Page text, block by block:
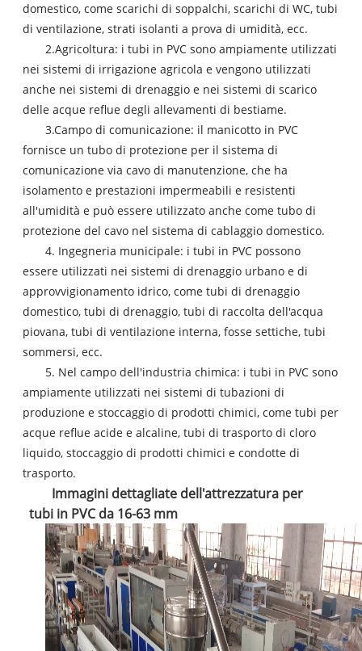
domestico, come scarichi di soppalchi, scarichi di WC, tubi
di ventilazione, strati isolanti a prova di umidità, ecc.
2.Agricoltura: i tubi in PVC sono ampiamente utilizzati
nei sistemi di irrigazione agricola e vengono utilizzati
anche nei sistemi di drenaggio e nei sistemi di scarico
delle acque reflue degli allevamenti di bestiame.
3.Campo di comunicazione: il manicotto in PVC
fornisce un tubo di protezione per il sistema di
comunicazione via cavo di manutenzione, che ha
isolamento e prestazioni impermeabili e resistenti
all'umidità e può essere utilizzato anche come tubo di
protezione del cavo nel sistema di cablaggio domestico.
4. Ingegneria municipale: i tubi in PVC possono
essere utilizzati nei sistemi di drenaggio urbano e di
approvvigionamento idrico, come tubi di drenaggio
domestico, tubi di drenaggio, tubi di raccolta dell'acqua
piovana, tubi di ventilazione interna, fosse settiche, tubi
sommersi, ecc.
5. Nel campo dell'industria chimica: i tubi in PVC sono
ampiamente utilizzati nei sistemi di tubazioni di
produzione e stoccaggio di prodotti chimici, come tubi per
acque reflue acide e alcaline, tubi di trasporto di cloro
liquido, stoccaggio di prodotti chimici e condotte di
trasporto.
Immagini dettagliate dell'attrezzatura per
tubi in PVC da 16-63 mm